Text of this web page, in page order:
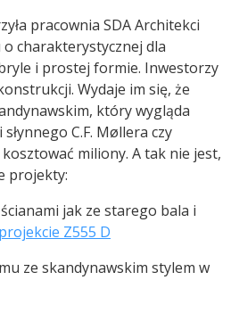
pracownia SDA Architekci
charakterystycznej dla
i prostej formie. Inwestorzy
Wydaje im się, że
który wygląda
C.F. Møllera czy
miliony. A tak nie jest,
projekty:
jak ze starego bala i
projekcie Z555 D
ze skandynawskim stylem w